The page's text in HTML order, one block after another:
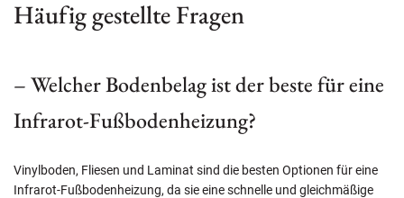
Häufig gestellte Fragen
– Welcher Bodenbelag ist der beste für eine
Infrarot-Fußbodenheizung?
Vinylboden, Fliesen und Laminat sind die besten Optionen für eine
Infrarot-Fußbodenheizung, da sie eine schnelle und gleichmäßige